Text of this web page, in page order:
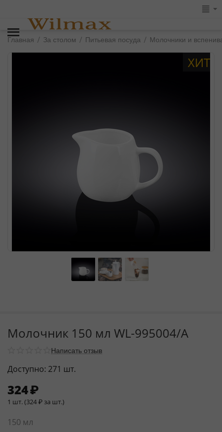
Главная / За столом / Питьевая посуда / Молочники и
Молочник 150 мл WL‑995004/A
Написать отзыв
Доступно: 271 шт.
324₽
1 шт. (324₽за шт.)
150 мл